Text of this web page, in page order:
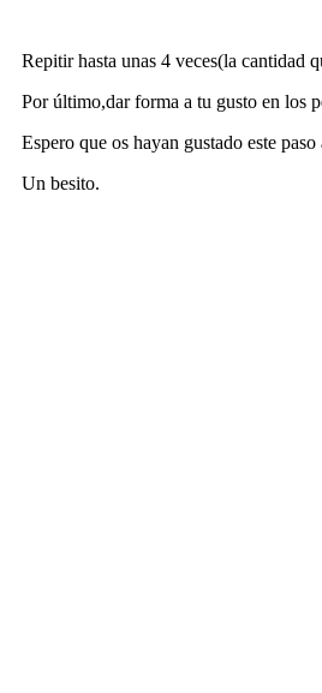
Repitir hasta unas 4 veces(la cantidad
Por último,dar forma a tu gusto en los
Espero que os hayan gustado este
Un besito.